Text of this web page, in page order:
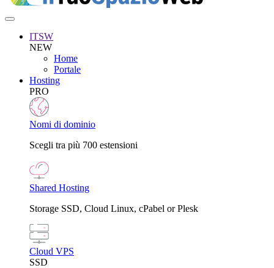
ITSW
NEW
Home
Portale
Hosting
PRO
Nomi di dominio
Scegli tra più 700 estensioni
Shared Hosting
Storage SSD, Cloud Linux, cPabel or Plesk
Cloud VPS
SSD